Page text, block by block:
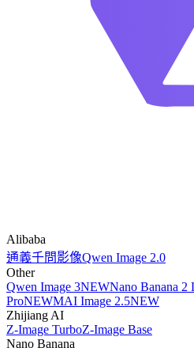
Alibaba
通義千問影像Qwen Image 2.0
Other
Qwen Image 3NEWNano Banana 2
ProNEWMAI Image 2.5NEW
Zhijiang AI
Z-Image TurboZ-Image Base
Nano Banana